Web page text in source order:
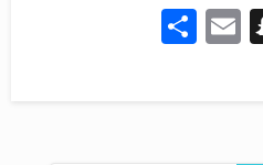
Snapchat
Email